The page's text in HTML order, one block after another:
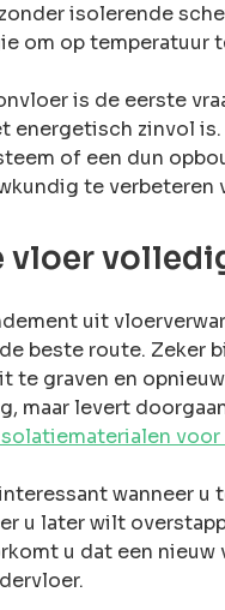
isolerende
om op temperatuur
is de eerste
energetisch zinvol
of een dun
te
vloer
uit
beste route. Zeker
te graven en
maar levert
voor
wanneer
u later wilt
u dat een